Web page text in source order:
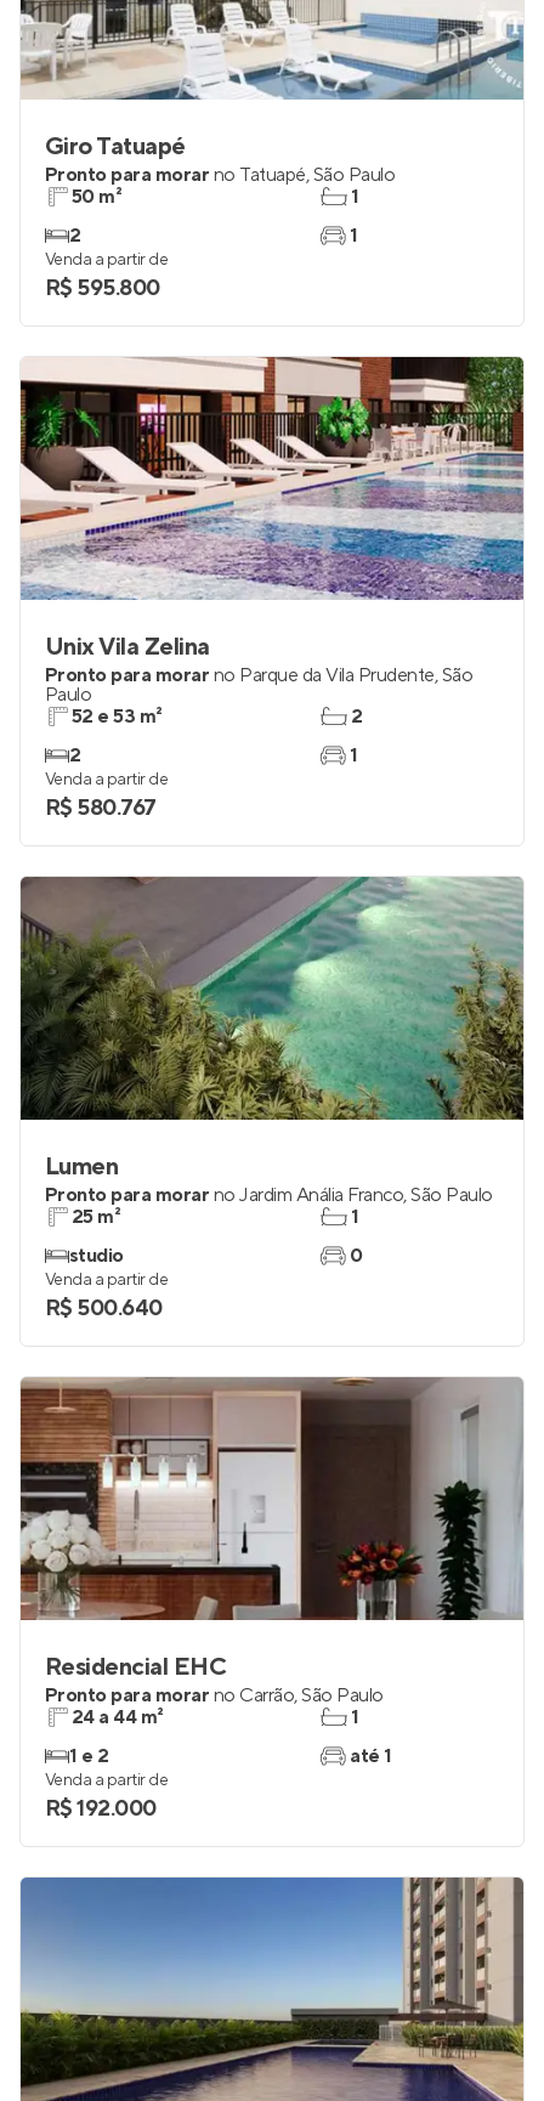
Giro Tatuapé
Pronto para morar no Tatuapé,São Paulo
50 m²
2
1
1
Venda a partir de
R$ 595.800
Unix Vila Zelina
Pronto para morar no Parque da Vila Prudente,São
Paulo
52 e 53 m²
2
2
1
Venda a partir de
R$ 580.767
Lumen
Pronto para morar no Jardim Anália Franco,São Paulo
25 m²
studio
1
0
Venda a partir de
R$ 500.640
Residencial EHC
Pronto para morar no Carrão,São Paulo
24 a 44 m²
1 e 2
1
até 1
Venda a partir de
R$ 192.000